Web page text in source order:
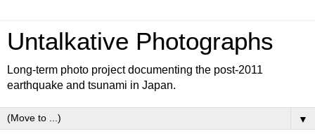
Untalkative Photographs
Long-term photo project documenting the post-2011
earthquake and tsunami in Japan.
▼